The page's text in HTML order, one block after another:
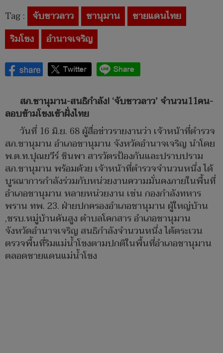
Tag : จับชาวลาว ชานุมาน
ชายแดนไทย
ริมโขง
อำนาจเจริญ
สภ.ชานุมาน-สนธิกำลัง! ‘จับชาวลาว’ จำนวน11คน-
ลอบข้ามโขงเข้าฝั่งไทย
วันที่ 16 มิ.ย. 68 ผู้สื่อข่าวรายงานว่า เจ้าหน้าที่ตำรวจ
สภ.ชานุมาน อำเภอชานุมาน จังหวัดอำนาจเจริญ นำโดย
พ.ต.ท.ปุณยวีร์ ชินพา สารวัตรป้องกันและปราบปราม
สภ.ชานุมาน พร้อมด้วย เจ้าหน้าที่ตำรวจจำนวนหนึ่ง ได้
บูรณาการกำลังร่วมกับหน่วยงานความมั่นคงภายในพื้นที่
อำเภอชานุมาน หลายหน่วยงาน เช่น กองกำลังทหาร
พราน ทพ. 23. ฝ่ายปกครองอำเภอชานุมาน ผู้ใหญ่บ้าน
,ชรบ.หมู่บ้านคันสูง ตำบลโคกสาร อำเภอชานุมาน
จังหวัดอำนาจเจริญ สนธิกำลังจำนวนหนึ่ง ได้ตระเวน
ตรวจพื้นที่ริมแม่น้ำโขงตามปกติในพื้นที่อำเภอชานุมาน
ตลอดชายแดนแม่น้ำโขง